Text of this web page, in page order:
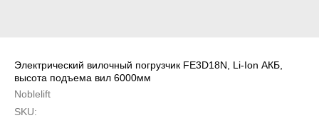
Электрический вилочный погрузчик FE3D18N, Li-Ion АКБ,
высота подъема вил 6000мм
Noblelift
SKU: